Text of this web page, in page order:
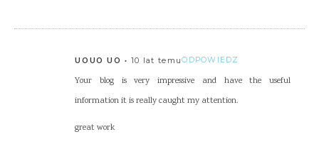
UOUO UO 10 lat temuODPOWIEDZ
Your blog is very impressive and have the useful
information it is really caught my attention.
great work